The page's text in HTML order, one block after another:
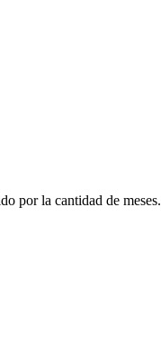
por la cantidad de meses.